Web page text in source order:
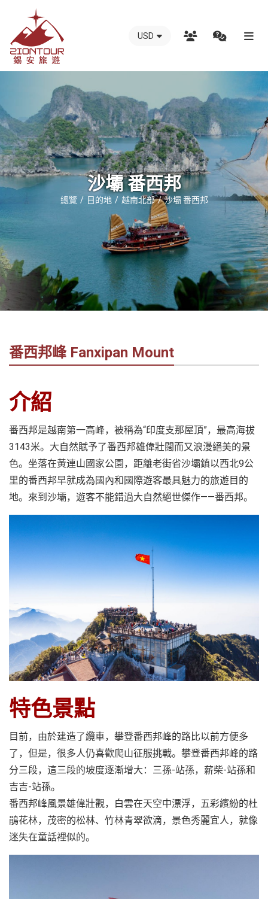
越
安
國
際
旅
行
社
南
接
錫
遊
在
南
最
好
的
合
伴！
行
社
USD
沙壩 番西邦
總覽 目的地 越南北部 沙壩 番西邦
番西邦峰 Fanxipan Mount
介紹
番西邦是越南第一高峰，被稱為“印度支那屋頂”，最高海拔
3143米。大自然賦予了番西邦雄偉壯闊而又浪漫絕美的景
色。坐落在黃連山國家公園，距離老街省沙壩鎮以西北9公
里的番西邦早就成為國內和國際遊客最具魅力的旅遊目的
地。來到沙壩，遊客不能錯過大自然絕世傑作——番西邦。
特色景點
目前，由於建造了纜車，攀登番西邦峰的路比以前方便多
了，但是，很多人仍喜歡爬山征服挑戰。攀登番西邦峰的路
分三段，這三段的坡度逐漸增大：三孫-站孫，薪柴-站孫和
吉吉-站孫。
番西邦峰風景雄偉壯觀，白雲在天空中漂浮，五彩繽紛的杜
鵑花林，茂密的松林、竹林青翠欲滴，景色秀麗宜人，就像
迷失在童話裡似的。